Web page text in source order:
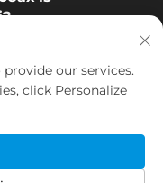
виробів
our services.
click Personalize